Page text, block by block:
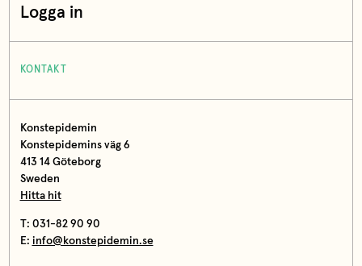
Logga in
KONTAKT
Konstepidemin
Konstepidemins väg 6
413 14 Göteborg
Sweden
Hitta hit
T: 031-82 90 90
E: info@konstepidemin.se